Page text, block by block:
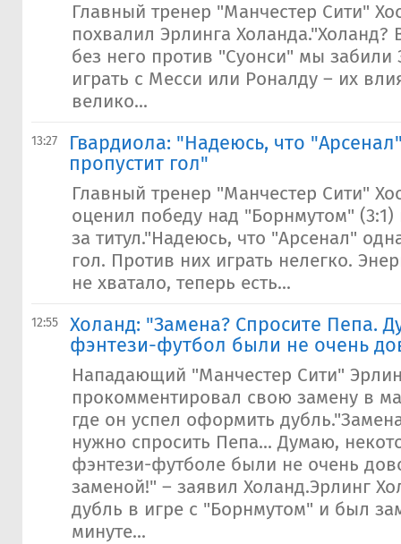
Главный тренер "Манчестер Сити"
похвалил Эрлинга Холанда."Холанд?
без него против "Суонси" мы забили
играть с Месси или Роналду – их
велико...
13:27
Гвардиола: "Надеюсь, что
пропустит гол"
Главный тренер "Манчестер Сити"
оценил победу над "Борнмутом"
за титул."Надеюсь, что "Арсенал"
гол. Против них играть нелегко.
не хватало, теперь есть...
12:55
Холанд: "Замена? Спросите Пепа.
фэнтези-футбол были не очень
Нападающий "Манчестер Сити"
прокомментировал свою замену в
где он успел оформить
нужно спросить Пепа... Думаю,
фэнтези-футболе были не очень
заменой!" – заявил Холанд.Эрлинг
дубль в игре с "Борнмутом" и был
минуте...